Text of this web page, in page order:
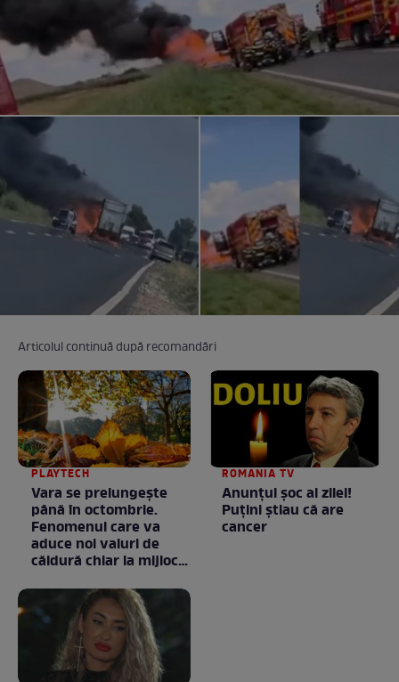
Articolul continuă după recomandări
PLAYTECH
Vara se prelungeşte
până în octombrie.
Fenomenul care va
aduce noi valuri de
căldură chiar la mijlocul
ROMANIA TV
Anunţul şoc al zilei!
Puţini ştiau că are
cancer